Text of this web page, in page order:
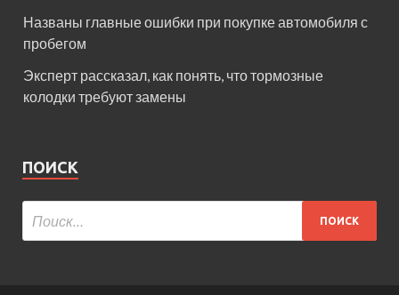
Названы главные ошибки при покупке автомобиля с
пробегом
Эксперт рассказал, как понять, что тормозные
колодки требуют замены
ПОИСК